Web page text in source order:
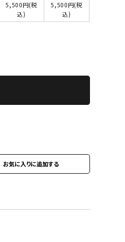
5,500円(税
込)
5,500円(税
込)